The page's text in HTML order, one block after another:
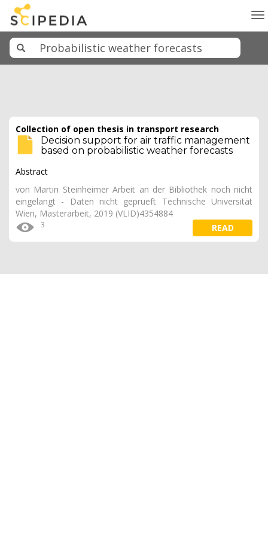
Collection of open thesis in transport research
Decision support for air traffic management
based on probabilistic weather forecasts
Abstract
von Martin Steinheimer Arbeit an der Bibliothek noch nicht
eingelangt - Daten nicht geprueft Technische Universität
Wien, Masterarbeit, 2019 (VLID)4354884
3 READ